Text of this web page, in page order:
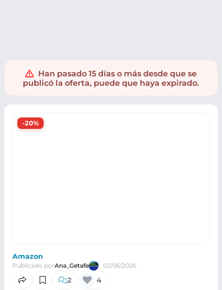
Han pasado 15 días o más desde que se
publicó la oferta, puede que haya expirado.
-20%
Amazon
Publicado porAna_Getafe 03/06/2026
2 4